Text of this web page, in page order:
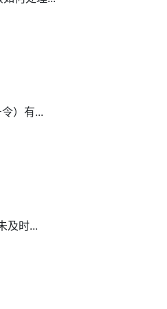
）有...
及时...